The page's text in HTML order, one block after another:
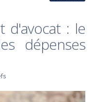
d'avocat : le
dépenses